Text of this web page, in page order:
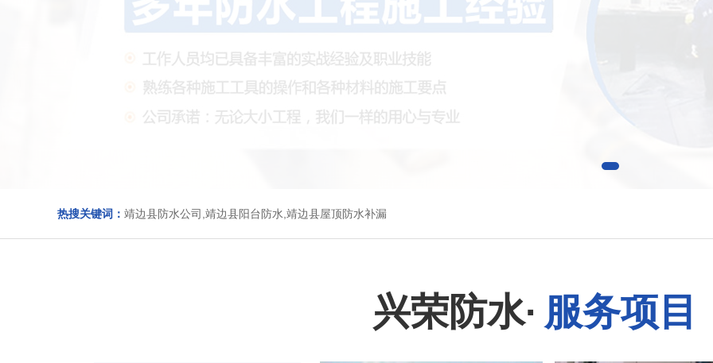
热搜关键词： 靖边县防水公司,靖边县阳台防水,靖边县屋顶防水补漏
兴荣防水· 服务项目